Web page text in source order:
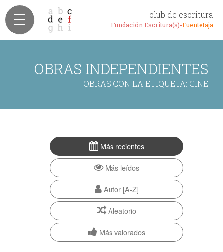
club de escritura
Fundación Escritura(s)-Fuentetaja
OBRAS INDEPENDIENTES
OBRAS CON LA ETIQUETA: CINE
Más recientes
Más leídos
Autor [A-Z]
Aleatorio
Más valorados